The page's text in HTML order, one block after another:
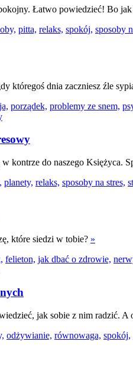
Łatwo powiedzieć! Bo
pitta, relaks, spokój, sposoby
któregoś dnia zaczniesz źle
porządek, problemy ze snem,
w kontrze do naszego Księżyca.
planety, relaks, sposoby na stres,
które siedzi w tobie? »
felieton, jak dbać o zdrowie,
jak sobie z nim radzić. A
odżywianie, równowaga, spokój,